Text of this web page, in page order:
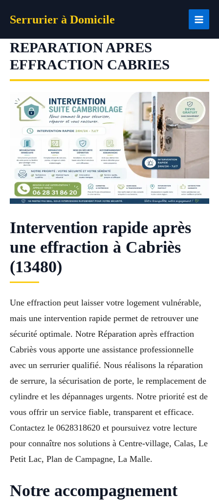
Serrurier à Domicile
REPARATION APRES
EFFRACTION CABRIES
Intervention rapide après
une effraction à Cabriès
(13480)
Une effraction peut laisser votre logement vulnérable,
mais une intervention rapide permet de retrouver une
sécurité optimale. Notre Réparation après effraction
Cabriès vous apporte une assistance professionnelle
avec un serrurier qualifié. Nous réalisons la réparation
de serrure, la sécurisation de porte, le remplacement de
cylindre et les dépannages urgents. Notre priorité est de
vous offrir un service fiable, transparent et efficace.
Contactez le 0628318620 et poursuivez votre lecture
pour connaître nos solutions à Centre-village, Calas, Le
Petit Lac, Plan de Campagne, La Malle.
Notre accompagnement